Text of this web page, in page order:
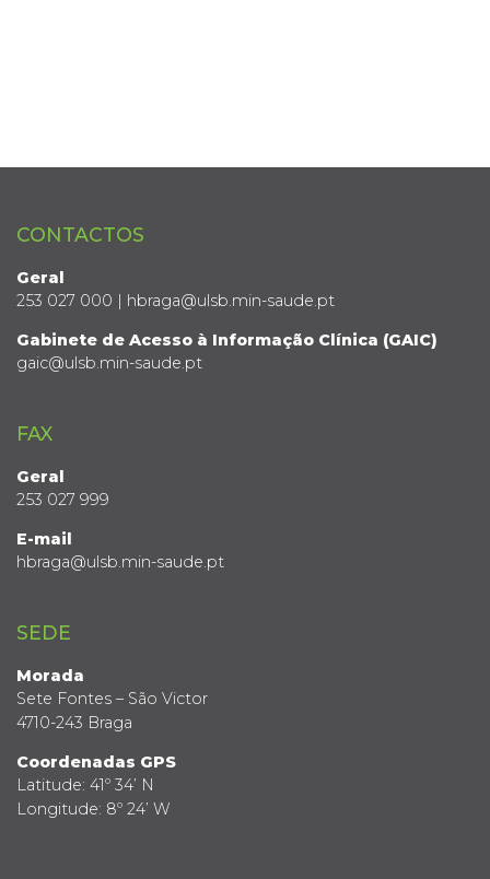
CONTACTOS
Geral
253 027 000 | hbraga@ulsb.min-saude.pt
Gabinete de Acesso à Informação Clínica (GAIC)
gaic@ulsb.min-saude.pt
FAX
Geral
253 027 999
E-mail
hbraga@ulsb.min-saude.pt
SEDE
Morada
Sete Fontes – São Victor
4710-243 Braga
Coordenadas GPS
Latitude: 41º 34’ N
Longitude: 8º 24’ W